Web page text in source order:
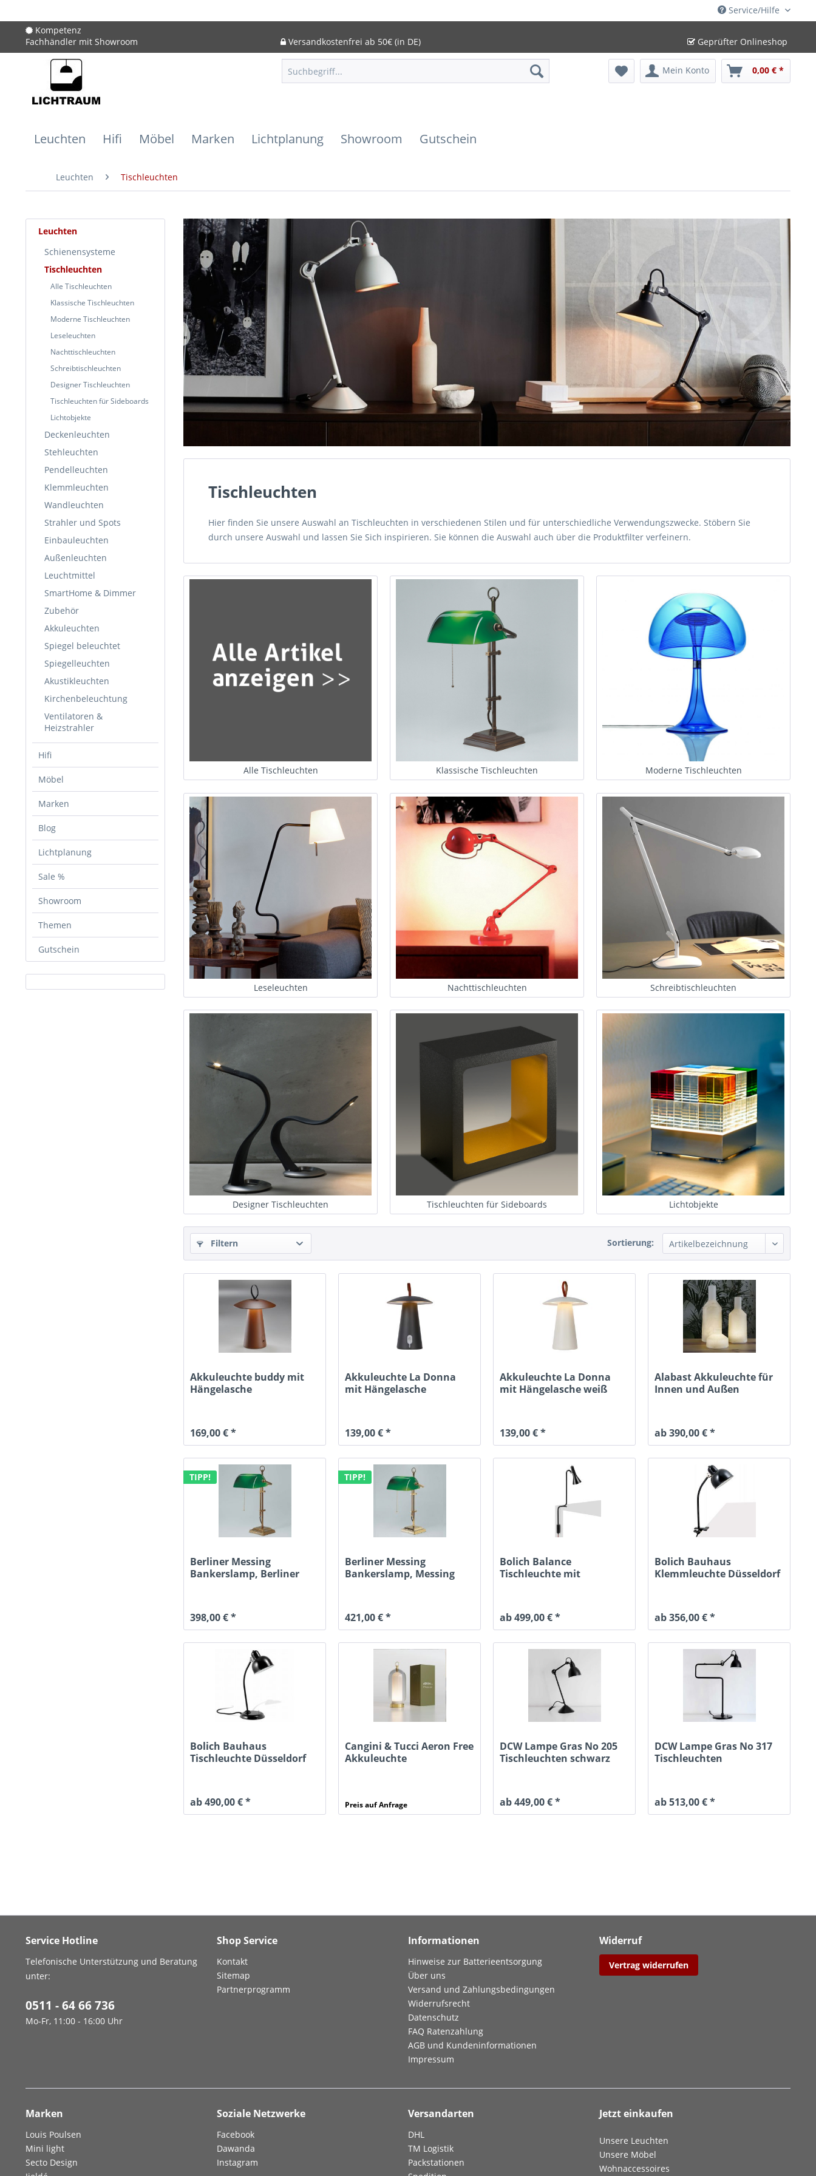
Service/Hilfe
Kompetenz
Fachhändler mit Showroom
Versandkostenfrei ab 50€ (in DE) Geprüfter Onlineshop
Mein Konto 0,00 € *
Leuchten Hifi Möbel Marken Lichtplanung Showroom Gutschein
Leuchten Tischleuchten
Leuchten
Schienensysteme
Tischleuchten
Alle Tischleuchten
Klassische Tischleuchten
Moderne Tischleuchten
Leseleuchten
Nachttischleuchten
Schreibtischleuchten
Designer Tischleuchten
Tischleuchten für Sideboards
Lichtobjekte
Deckenleuchten
Stehleuchten
Pendelleuchten
Klemmleuchten
Wandleuchten
Strahler und Spots
Einbauleuchten
Außenleuchten
Leuchtmittel
SmartHome & Dimmer
Zubehör
Akkuleuchten
Spiegel beleuchtet
Spiegelleuchten
Akustikleuchten
Kirchenbeleuchtung
Ventilatoren &
Heizstrahler
Hifi
Möbel
Marken
Blog
Lichtplanung
Sale %
Showroom
Themen
Gutschein
Tischleuchten
Hier finden Sie unsere Auswahl an Tischleuchten in verschiedenen Stilen und für unterschiedliche Verwendungszwecke. Stöbern Sie
durch unsere Auswahl und lassen Sie Sich inspirieren. Sie können die Auswahl auch über die Produktfilter verfeinern.
Alle Tischleuchten Klassische Tischleuchten Moderne Tischleuchten
Leseleuchten Nachttischleuchten Schreibtischleuchten
Designer Tischleuchten Tischleuchten für Sideboards Lichtobjekte
Filtern Sortierung:
Akkuleuchte buddy mit
Hängelasche
169,00 € *
Akkuleuchte La Donna
mit Hängelasche
139,00 € *
Akkuleuchte La Donna
mit Hängelasche weiß
139,00 € *
Alabast Akkuleuchte für
Innen und Außen
ab 390,00 € *
TIPP!
Berliner Messing
Bankerslamp, Berliner
398,00 € *
TIPP!
Berliner Messing
Bankerslamp, Messing
421,00 € *
Bolich Balance
Tischleuchte mit
ab 499,00 € *
Bolich Bauhaus
Klemmleuchte Düsseldorf
ab 356,00 € *
Bolich Bauhaus
Tischleuchte Düsseldorf
ab 490,00 € *
Cangini & Tucci Aeron Free
Akkuleuchte
Preis auf Anfrage
DCW Lampe Gras No 205
Tischleuchten schwarz
ab 449,00 € *
DCW Lampe Gras No 317
Tischleuchten
ab 513,00 € *
Service Hotline
Telefonische Unterstützung und Beratung
unter:
0511 - 64 66 736
Mo-Fr, 11:00 - 16:00 Uhr
Shop Service
Kontakt
Sitemap
Partnerprogramm
Informationen
Hinweise zur Batterieentsorgung
Über uns
Versand und Zahlungsbedingungen
Widerrufsrecht
Datenschutz
FAQ Ratenzahlung
AGB und Kundeninformationen
Impressum
Widerruf
Vertrag widerrufen
Marken
Louis Poulsen
Mini light
Secto Design
Soziale Netzwerke
Facebook
Dawanda
Instagram
Versandarten
DHL
TM Logistik
Packstationen
Jetzt einkaufen
Unsere Leuchten
Unsere Möbel
Wohnaccessoires